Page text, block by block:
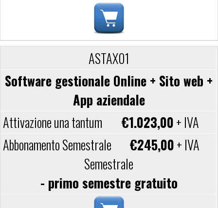
ASTAX01
Software gestionale Online + Sito web +
App aziendale
€1.023,00+ IVA
€245,00+ IVA
Semestrale
- primo semestre gratuito